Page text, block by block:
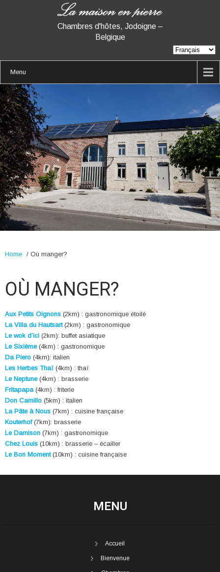
Chambres d'hôtes, Jodoigne –
Belgique
Menu
Home / Où manger?
OÙ MANGER?
Aux Petits Oignons (2km) : gastronomique étoilé
La Villa du Hautsart(2km) : gastronomique
Le wok d’ici (2km): buffet asiatique
Le Sixième (4km) : gastronomique
Da Piero (4km): italien
Les Herbes Thaï (4km) : thaï
Le Neptune (4km) : brasserie
Fritapapa (4km) : friterie
Don Camillo (5km) : italien
La Pâte à Nous (7km) : cuisine française
Kouterhof(7km): brasserie
Le Damison (7km) : gastronomique
Chez Louis (10km) : brasserie – écailler
Le Bon Moment (10km) : cuisine française
MENU
Accueil
Bienvenue